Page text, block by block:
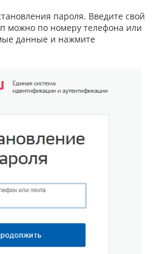
пароля. Введите свой
можно по номеру телефона или
данные и нажмите